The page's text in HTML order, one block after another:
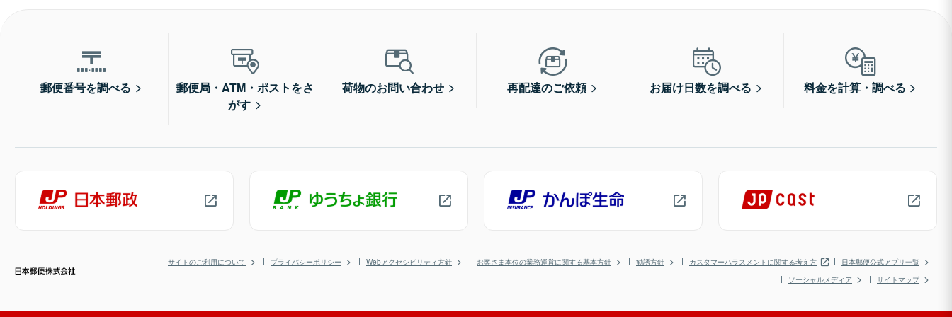
郵便番号を調べる
郵便局・ATM・ポストをさ
がす
荷物のお問い合わせ 再配達のご依頼 お届け日数を調べる 料金を計算・調べる
サイトのご利用について プライバシーポリシー Webアクセシビリティ方針 お客さま本位の業務運営に関する基本方針 勧誘方針 カスタマーハラスメントに関する考え方
日本郵便公式アプリ一覧
ソーシャルメディア
サイトマップ